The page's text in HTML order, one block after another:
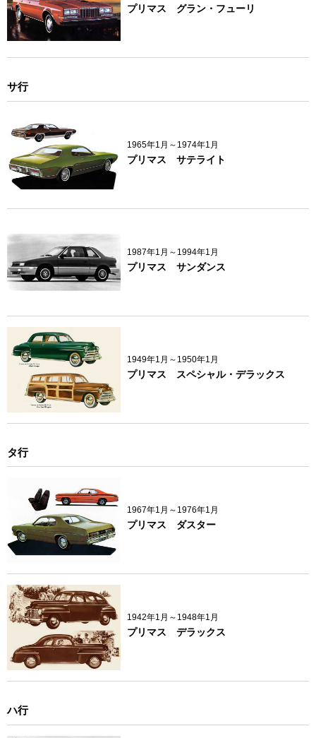
プリマス グラン・フューリ
サ行
1965年1月～1974年1月
プリマス サテライト
1987年1月～1994年1月
プリマス サンダンス
1949年1月～1950年1月
プリマス スペシャル・デラックス
タ行
1967年1月～1976年1月
プリマス ダスター
1942年1月～1948年1月
プリマス デラックス
ハ行